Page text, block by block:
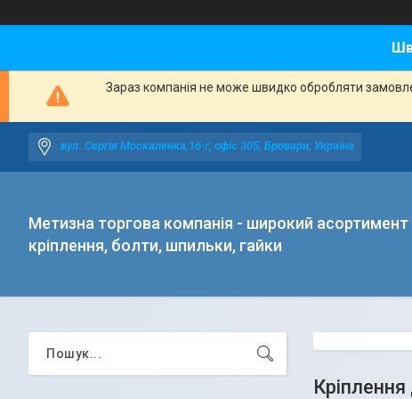
Зараз компанія не може швидко обробляти
вул. Сергія Москаленка,16-г, офіс 305, Бровари, Україна
Метизна торгова компанія - широкий асортимент
кріплення, болти, шпильки, гайки